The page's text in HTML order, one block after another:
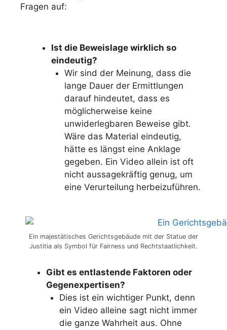
Fragen auf:
Ist die Beweislage wirklich so
eindeutig?
Wir sind der Meinung, dass die
lange Dauer der Ermittlungen
darauf hindeutet, dass es
möglicherweise keine
unwiderlegbaren Beweise gibt.
Wäre das Material eindeutig,
hätte es längst eine Anklage
gegeben. Ein Video allein ist oft
nicht aussagekräftig genug, um
eine Verurteilung herbeizuführen.
Ein majestätisches Gerichtsgebäude mit der Statue der
Justitia als Symbol für Fairness und Rechtstaatlichkeit.
Gibt es entlastende Faktoren oder
Gegenexpertisen?
Dies ist ein wichtiger Punkt, denn
ein Video alleine sagt nicht immer
die ganze Wahrheit aus. Ohne